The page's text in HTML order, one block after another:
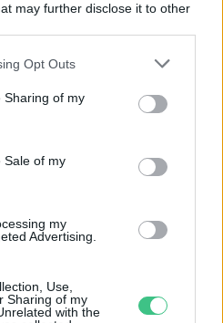
may further disclose it to other
Opt Outs
Sharing of my
Sale of my
my
Advertising.
Use,
Sharing of my
with the
milyen
|
az
amelyet